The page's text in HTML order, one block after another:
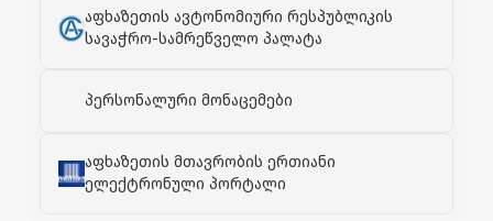
აფხაზეთის ავტონომიური რესპუბლიკის
სავაჭრო-სამრეწველო პალატა
პერსონალური მონაცემები
აფხაზეთის მთავრობის ერთიანი
ელექტრონული პორტალი